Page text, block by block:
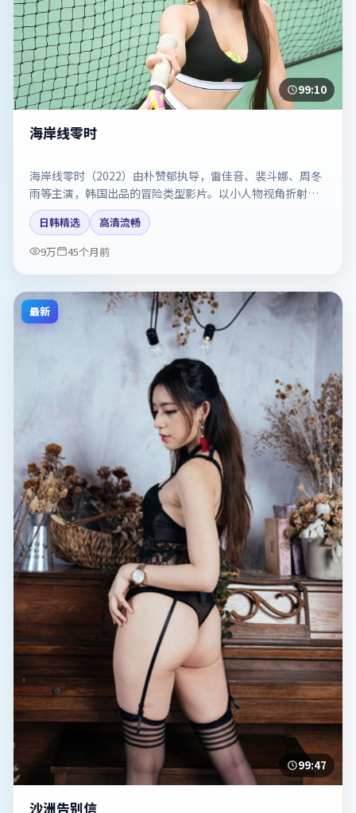
99:10
海岸线零时
海岸线零时（2022）由朴赞郁执导，雷佳音、裴斗娜、周冬
雨等主演，韩国出品的冒险类型影片。以小人物视角折射时
代切片。剧情简介与主创信息可供检索参考，上映日期以片
方资料为准。
日韩精选
高清流畅
9万
45个月前
最新
99:47
沙洲告别信